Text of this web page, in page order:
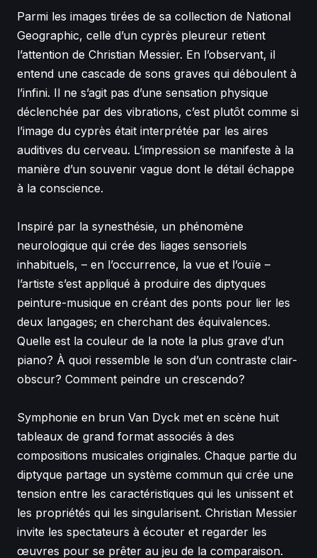
Parmi les images tirées de sa collection de National
Geographic, celle d’un cyprès pleureur retient
l’attention de Christian Messier. En l’observant, il
entend une cascade de sons graves qui déboulent à
l’infini. Il ne s’agit pas d’une sensation physique
déclenchée par des vibrations, c’est plutôt comme si
l’image du cyprès était interprétée par les aires
auditives du cerveau. L’impression se manifeste à la
manière d’un souvenir vague dont le détail échappe
à la conscience.
Inspiré par la synesthésie, un phénomène
neurologique qui crée des liages sensoriels
inhabituels, – en l’occurrence, la vue et l’ouïe –
l’artiste s’est appliqué à produire des diptyques
peinture-musique en créant des ponts pour lier les
deux langages; en cherchant des équivalences.
Quelle est la couleur de la note la plus grave d’un
piano? À quoi ressemble le son d’un contraste clair-
obscur? Comment peindre un crescendo?
Symphonie en brun Van Dyck met en scène huit
tableaux de grand format associés à des
compositions musicales originales. Chaque partie du
diptyque partage un système commun qui crée une
tension entre les caractéristiques qui les unissent et
les propriétés qui les singularisent. Christian Messier
invite les spectateurs à écouter et regarder les
œuvres pour se prêter au jeu de la comparaison.